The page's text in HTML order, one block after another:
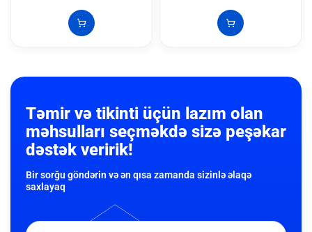
Təmir və tikinti üçün lazım olan
məhsulları seçməkdə sizə peşəkar
dəstək veririk!
Bir sorğu göndərin və ən qısa zamanda sizinlə əlaqə
saxlayaq